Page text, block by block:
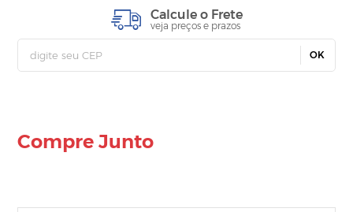
Calcule o Frete
veja preços e prazos
OK
Compre Junto